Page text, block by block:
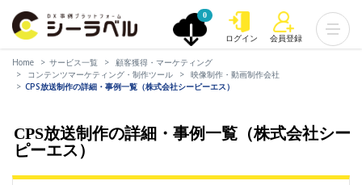
0
ログイン 会員登録
Home サービス一覧
顧客獲得・マーケティング
コンテンツマーケティング・制作ツール
映像制作・動画制作会社
CPS放送制作の詳細・事例一覧（株式会社シーピーエス）
CPS放送制作の詳細・事例一覧（株式会社シー
ピーエス）